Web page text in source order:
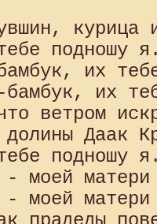
подношу
их
бамбук, их
ветром
долины Даак
подношу
- моей
- моей